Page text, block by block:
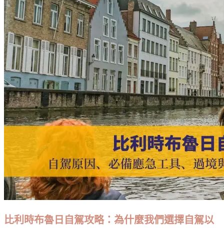
自
由
行
3
天
完
整
行
程
表
Itinerary
中
比利時布魯日自駕攻略：為什麼我們選擇自駕以